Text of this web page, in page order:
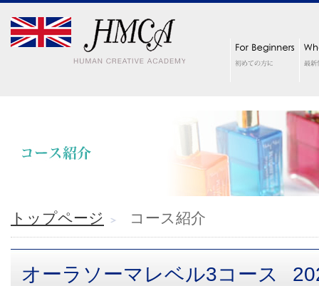
トップページ コース紹介
オーラソーマレベル3コース